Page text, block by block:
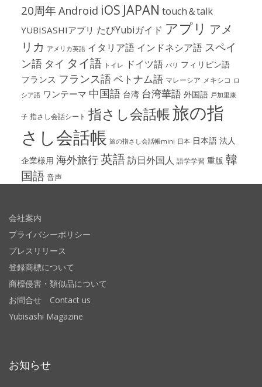
20周年Android iOS JAPAN touch＆talk
YUBISASHIアプリ たびYubiガイド アプリ アメ
リカ アメリカ英語 イタリア語 インドネシア語 スペイ
ン語 タイ タイ語 トイレ ドイツ語 パリ フィリピン語
フランス フランス語ベトナム語 マレーシア メキシコ ロ
シア語 ワンテーマ 中国語 台湾 台湾華語 外国語 戸加里康
子 指さし会話シート 指さし会話帳旅の指
さし会話帳 旅の指さし会話帳mini 日本 日本語 法人
企業様用 海外旅行英語訪日外国人 語学学習 重版 韓
国語 音声
会社案内
プライバシーポリシー
プレスリリース
登録商標について
商標侵害・類似品について
お問合せ Contact us
Yubisashi Magazine
お知らせ